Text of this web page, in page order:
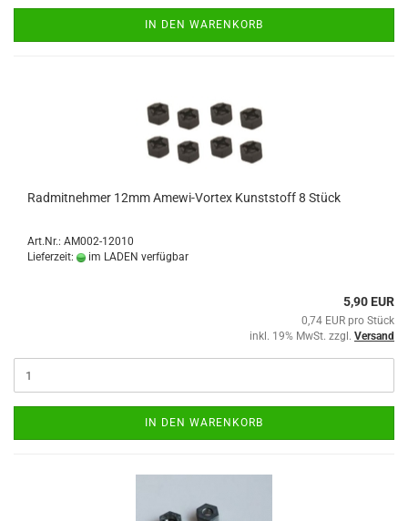
IN DEN WARENKORB
Radmitnehmer 12mm Amewi-Vortex Kunststoff 8 Stück
Art.Nr.: AM002-12010
Lieferzeit:
im LADEN verfügbar
5,90 EUR
0,74 EUR pro Stück
inkl. 19% MwSt. zzgl. Versand
IN DEN WARENKORB